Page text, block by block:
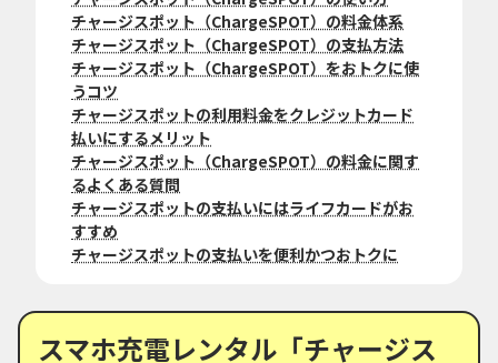
チャージスポット（ChargeSPOT）の料金体系
チャージスポット（ChargeSPOT）の支払方法
チャージスポット（ChargeSPOT）をおトクに使
うコツ
チャージスポットの利用料金をクレジットカード
払いにするメリット
チャージスポット（ChargeSPOT）の料金に関す
るよくある質問
チャージスポットの支払いにはライフカードがお
すすめ
チャージスポットの支払いを便利かつおトクに
スマホ充電レンタル「チャージス